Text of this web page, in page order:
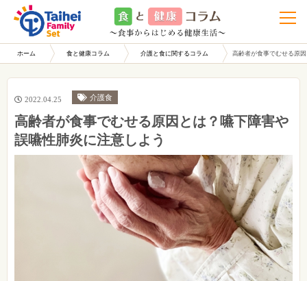
t
o
g
e
a
t
ホーム 食と健康コラム 介護と食に関するコラム 高齢者が食事でむせる原
2022.04.25 介護食
高齢者が食事でむせる原因とは？嚥下障害や
誤嚥性肺炎に注意しよう